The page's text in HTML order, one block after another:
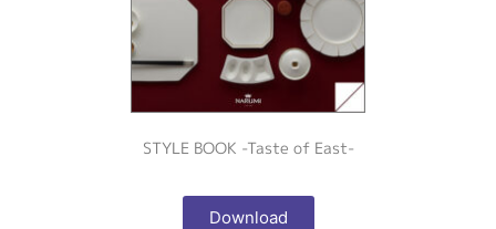
STYLE BOOK -Taste of East-
Download